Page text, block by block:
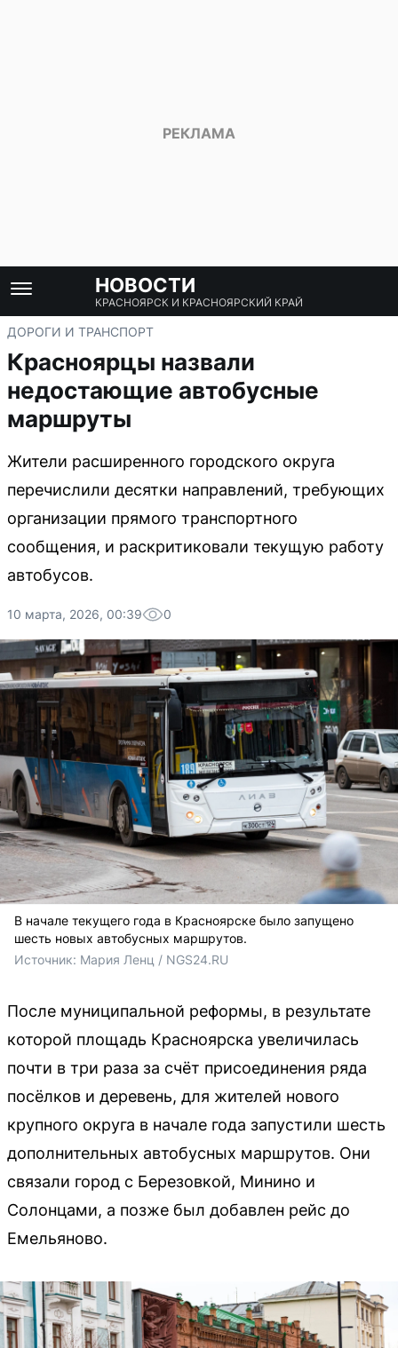
НОВОСТИ
КРАСНОЯРСК И КРАСНОЯРСКИЙ КРАЙ
ДОРОГИ И ТРАНСПОРТ
Красноярцы назвали
недостающие автобусные
маршруты
Жители расширенного городского округа
перечислили десятки направлений, требующих
организации прямого транспортного
сообщения, и раскритиковали текущую работу
автобусов.
10 марта, 2026, 00:39 0
В начале текущего года в Красноярске было запущено
шесть новых автобусных маршрутов.
Источник: Мария Ленц / NGS24.RU
После муниципальной реформы, в результате
которой площадь Красноярска увеличилась
почти в три раза за счёт присоединения ряда
посёлков и деревень, для жителей нового
крупного округа в начале года запустили шесть
дополнительных автобусных маршрутов. Они
связали город с Березовкой, Минино и
Солонцами, а позже был добавлен рейс до
Емельяново.